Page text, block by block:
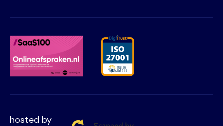
hosted by